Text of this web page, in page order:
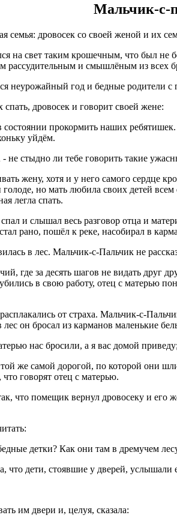
Мальчик-с-
семья: дровосек со своей женой и их
на свет таким крошечным, что был не
и смышлёным из всех
неурожайный год и бедные родители с
дровосек и говорит своей жене:
прокормить наших ребятишек.
уйдём.
не стыдно ли тебе говорить такие
жену, хотя и у него самого сердце
но мать любила своих детей всем
легла спать.
и слышал весь разговор отца и
рано, пошёл к реке, насобирал в
в лес. Мальчик-с-Пальчик не
где за десять шагов не видать друг
в свою работу, отец с матерью
от страха. Мальчик-с-
он бросал из карманов маленькие
нас бросили, а я вас домой
же самой дорогой, по которой они
говорят отец с матерью.
что помещик вернул дровосеку и его
детки? Как они там в дремучем
что дети, стоявшие у дверей, услышали
им двери и, целуя, сказала: